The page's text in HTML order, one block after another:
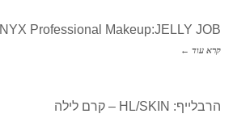
NYX Professional Makeup:JELLY JOB
קרא עוד ←
הרבלייף: HL/SKIN – קרם לילה